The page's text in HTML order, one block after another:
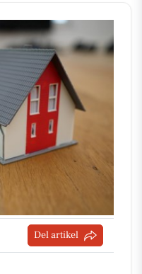
Del artikel